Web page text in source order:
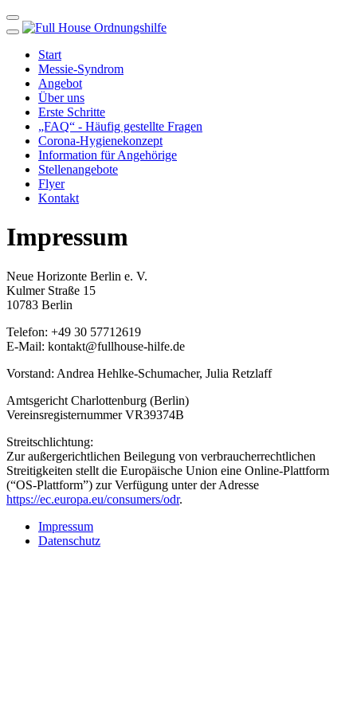
Start
Messie-Syndrom
Angebot
Über uns
Erste Schritte
„FAQ“ - Häufig gestellte Fragen
Corona-Hygienekonzept
Information für Angehörige
Stellenangebote
Flyer
Kontakt
Impressum
Neue Horizonte Berlin e. V.
Kulmer Straße 15
10783 Berlin
Telefon: +49 30 57712619
E-Mail: kontakt@fullhouse-hilfe.de
Vorstand: Andrea Hehlke-Schumacher, Julia Retzlaff
Amtsgericht Charlottenburg (Berlin)
Vereinsregisternummer VR39374B
Streitschlichtung:
Zur außergerichtlichen Beilegung von verbraucherrechtlichen
Streitigkeiten stellt die Europäische Union eine Online-Plattform
(“OS-Plattform”) zur Verfügung unter der Adresse
https://ec.europa.eu/consumers/odr.
Impressum
Datenschutz